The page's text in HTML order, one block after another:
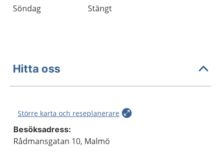
Söndag
Stängt
Hitta oss
Större karta och reseplanerare
Besöksadress:
Rådmansgatan 10, Malmö